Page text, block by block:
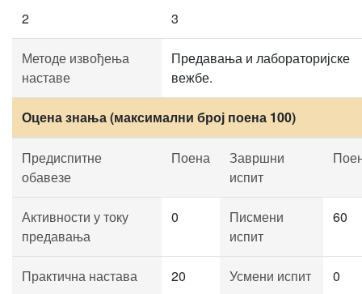
2 3
Методе извођења
наставе
Предавања и лабораторијске
вежбе.
Оцена знања (максимални број поена 100)
Предиспитне
обавезе
Поена
Завршни
испит
Активности у току
предавања
0
Писмени
испит
60
Практична настава 20 Усмени испит 0